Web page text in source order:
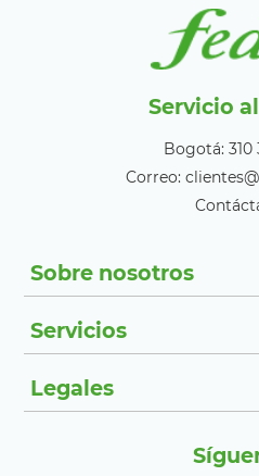
Servicio
Bogotá: 310
Correo:
Sobre nosotros
Servicios
Legales